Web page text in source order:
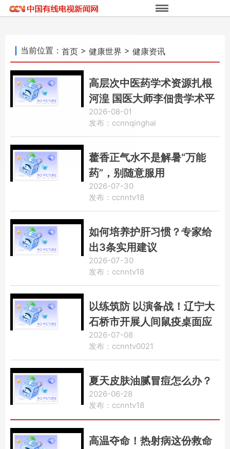
当前位置： 首页 > 健康世界 > 健康资讯
高层次中医药学术资源扎根
河湟 国医大师李佃贵学术平
台落地青海大通
2026-08-01
发布：ccnnqinghai
藿香正气水不是解暑“万能
药”，别随意服用
2026-07-30
发布：ccnntv18
如何培养护肝习惯？专家给
出3条实用建议
2026-07-30
发布：ccnntv18
以练筑防 以演备战！辽宁大
石桥市开展人间鼠疫桌面应
急演练
2026-07-08
发布：ccnntv0021
夏天皮肤油腻冒痘怎么办？
2026-06-28
发布：ccnntv18
高温夺命！热射病这份救命